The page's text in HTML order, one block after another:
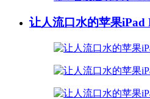
让人流口水的苹果iPad